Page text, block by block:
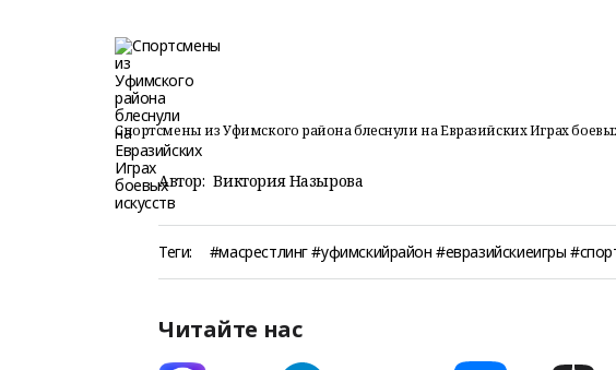
Спортсмены из Уфимского района блеснули на Евразийских Играх
Автор: Виктория Назырова
Теги: #масрестлинг #уфимскийрайон #евразийскиеигры
Читайте нас